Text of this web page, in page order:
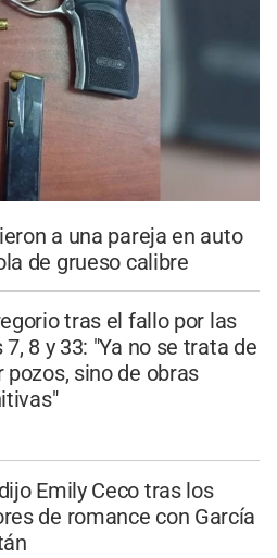
a una pareja en auto
de grueso calibre
tras el fallo por las
7, 8 y 33: "Ya no se trata de
pozos, sino de obras
Emily Ceco tras los
de romance con García